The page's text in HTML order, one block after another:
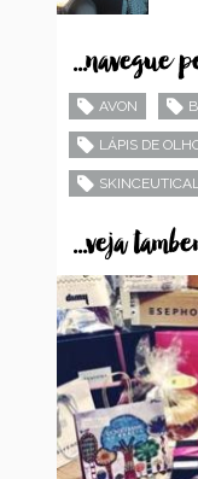
...navegue
AVON
LÁPIS DE
...veja